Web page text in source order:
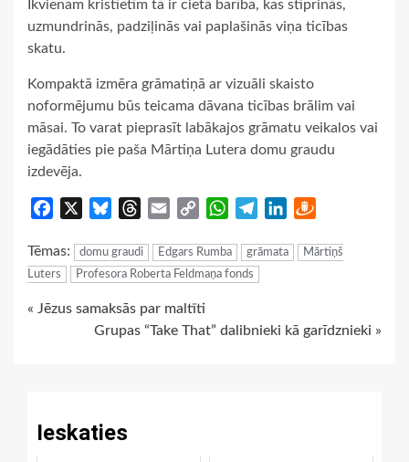
Ikvienam kristietim tā ir cietā barība, kas stiprinās,
uzmundrinās, padziļinās vai paplašinās viņa ticības
skatu.
Kompaktā izmēra grāmatiņā ar vizuāli skaisto
noformējumu būs teicama dāvana ticības brālim vai
māsai. To varat pieprasīt labākajos grāmatu veikalos vai
iegādāties pie paša Mārtiņa Lutera domu graudu
izdevēja.
Facebook BlueskyThreads
Email
Copy
WhatsApp
TelegramLinkedIn
Tēmas: domu graudi Edgars Rumba grāmata
Mārtiņš
Luters
Profesora Roberta Feldmaņa fonds
Continue
« Jēzus samaksās par maltīti
Grupas “Take That” dalibnieki kā garīdznieki »
Ieskaties